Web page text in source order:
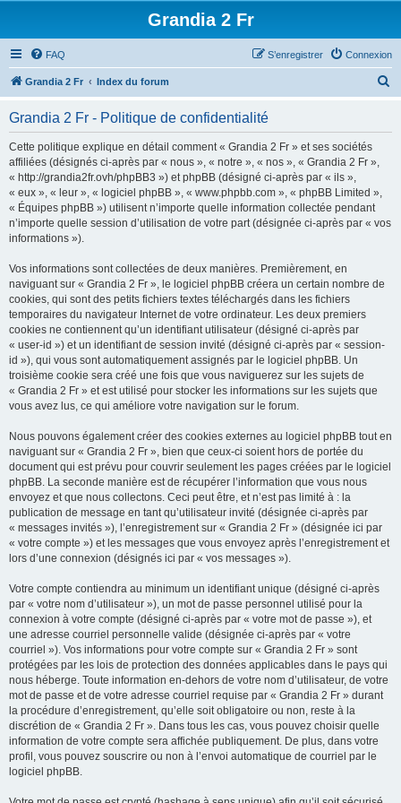
Grandia 2 Fr
FAQ Connexion
S’enregistrer
Grandia 2 Fr Index du forum
Grandia 2 Fr - Politique de confidentialité
Cette politique explique en détail comment « Grandia 2 Fr » et ses sociétés
affiliées (désignés ci-après par « nous », « notre », « nos », « Grandia 2 Fr »,
« http://grandia2fr.ovh/phpBB3 ») et phpBB (désigné ci-après par « ils »,
« eux », « leur », « logiciel phpBB », « www.phpbb.com », « phpBB Limited »,
« Équipes phpBB ») utilisent n’importe quelle information collectée pendant
n’importe quelle session d’utilisation de votre part (désignée ci-après par « vos
informations »).
Vos informations sont collectées de deux manières. Premièrement, en
naviguant sur « Grandia 2 Fr », le logiciel phpBB créera un certain nombre de
cookies, qui sont des petits fichiers textes téléchargés dans les fichiers
temporaires du navigateur Internet de votre ordinateur. Les deux premiers
cookies ne contiennent qu’un identifiant utilisateur (désigné ci-après par
« user-id ») et un identifiant de session invité (désigné ci-après par « session-
id »), qui vous sont automatiquement assignés par le logiciel phpBB. Un
troisième cookie sera créé une fois que vous naviguerez sur les sujets de
« Grandia 2 Fr » et est utilisé pour stocker les informations sur les sujets que
vous avez lus, ce qui améliore votre navigation sur le forum.
Nous pouvons également créer des cookies externes au logiciel phpBB tout en
naviguant sur « Grandia 2 Fr », bien que ceux-ci soient hors de portée du
document qui est prévu pour couvrir seulement les pages créées par le logiciel
phpBB. La seconde manière est de récupérer l’information que vous nous
envoyez et que nous collectons. Ceci peut être, et n’est pas limité à : la
publication de message en tant qu’utilisateur invité (désignée ci-après par
« messages invités »), l’enregistrement sur « Grandia 2 Fr » (désignée ici par
« votre compte ») et les messages que vous envoyez après l’enregistrement et
lors d’une connexion (désignés ici par « vos messages »).
Votre compte contiendra au minimum un identifiant unique (désigné ci-après
par « votre nom d’utilisateur »), un mot de passe personnel utilisé pour la
connexion à votre compte (désigné ci-après par « votre mot de passe »), et
une adresse courriel personnelle valide (désignée ci-après par « votre
courriel »). Vos informations pour votre compte sur « Grandia 2 Fr » sont
protégées par les lois de protection des données applicables dans le pays qui
nous héberge. Toute information en-dehors de votre nom d’utilisateur, de votre
mot de passe et de votre adresse courriel requise par « Grandia 2 Fr » durant
la procédure d’enregistrement, qu’elle soit obligatoire ou non, reste à la
discrétion de « Grandia 2 Fr ». Dans tous les cas, vous pouvez choisir quelle
information de votre compte sera affichée publiquement. De plus, dans votre
profil, vous pouvez souscrire ou non à l’envoi automatique de courriel par le
logiciel phpBB.